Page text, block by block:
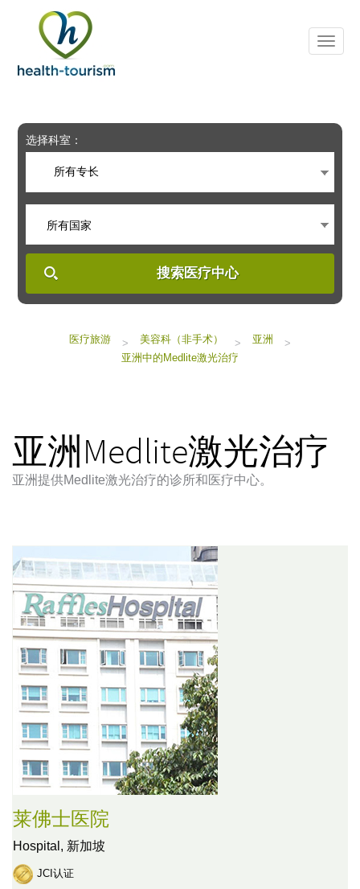
includes
system.
选择科室：
所有专长
所有国家
搜索医疗中心
医疗旅游 > 美容科（非手术） > 亚洲
>
亚洲中的Medlite激光治疗
亚洲Medlite激光治疗
亚洲提供Medlite激光治疗的诊所和医疗中心。
莱佛士医院
Hospital, 新加坡
JCI认证